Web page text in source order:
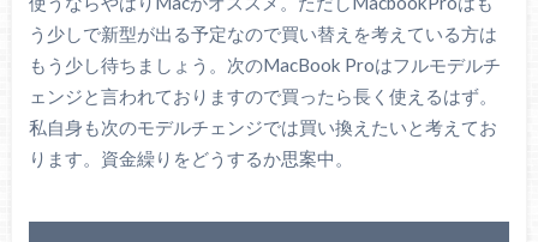
う少しで新型が出る予定なので買い替えを考えている方は
もう少し待ちましょう。次のMacBook Proはフルモデルチ
ェンジと言われておりますので買ったら長く使えるはず。
私自身も次のモデルチェンジでは買い換えたいと考えてお
ります。資金繰りをどうするか思案中。